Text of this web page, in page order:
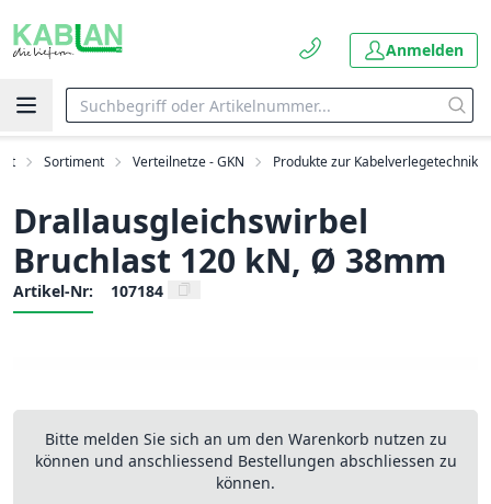
Anmelden
Sortiment Verteilnetze - GKN Produkte zur Kabelverlegetechnik
Drallausgleichswirbel
Bruchlast 120 kN, Ø 38mm
Artikel-Nr: 107184
Bitte melden Sie sich an um den Warenkorb nutzen zu
können und anschliessend Bestellungen abschliessen zu
können.